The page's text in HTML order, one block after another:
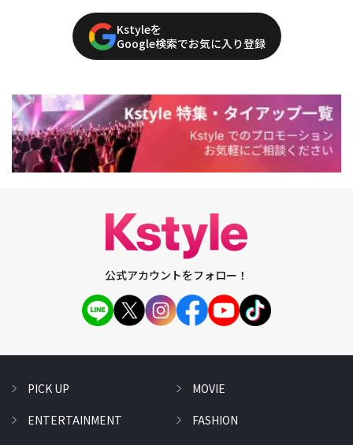
Kstyleを
Google検索でお気に入り登録
公式アカウントをフォロー！
PICK UP
ENTERTAINMENT
MOVIE
FASHION